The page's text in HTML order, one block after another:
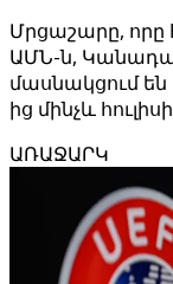
Մրցաշարը,
ԱՄՆ-ն,
մասնակցում են
ից մինչև
ԱՌԱՋԱՐԿ